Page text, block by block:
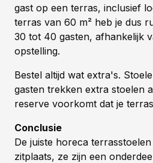
gast op een terras, inclusief
terras van 60 m² heb je dus
30 tot 40 gasten, afhankelijk
opstelling.
Bestel altijd wat extra's.
gasten trekken extra stoelen
reserve voorkomt dat je
Conclusie
De juiste horeca
zitplaats, ze zijn een